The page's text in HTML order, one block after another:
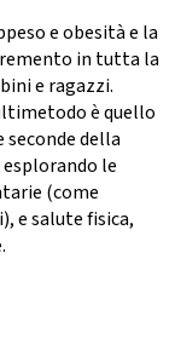
e obesità e la
in tutta la
e ragazzi.
è quello
della
le
(come
e salute fisica,